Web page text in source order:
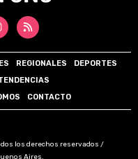
REGIONALES
DEPORTES
CONTACTO
los derechos reservados /
Aires.